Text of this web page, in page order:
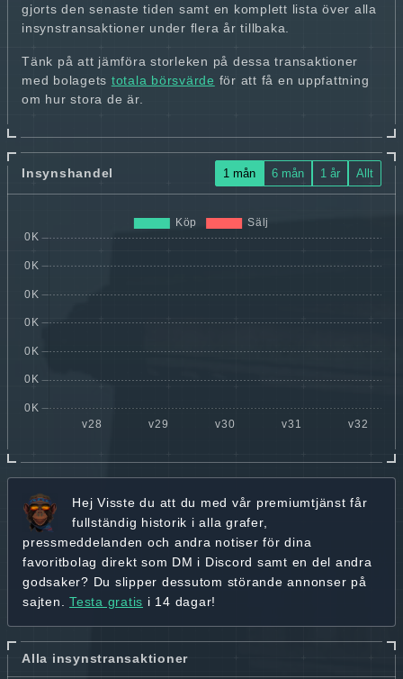
gjorts den senaste tiden samt en komplett lista över alla
insynstransaktioner under flera år tillbaka.
Tänk på att jämföra storleken på dessa transaktioner
med bolagets totala börsvärde för att få en uppfattning
om hur stora de är.
Insynshandel 1 mån 6 mån 1 år Allt
Hej Visste du att du med vår premiumtjänst får
fullständig historik i alla grafer,
pressmeddelanden och andra notiser för dina
favoritbolag direkt som DM i Discord samt en del andra
godsaker? Du slipper dessutom störande annonser på
sajten. Testa gratis i 14 dagar!
Alla insynstransaktioner